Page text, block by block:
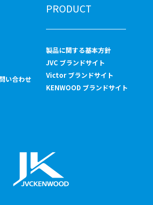
い合わせ
PRODUCT
製品に関する基本方針
JVC ブランドサイト
Victor ブランドサイト
KENWOOD ブランドサイト